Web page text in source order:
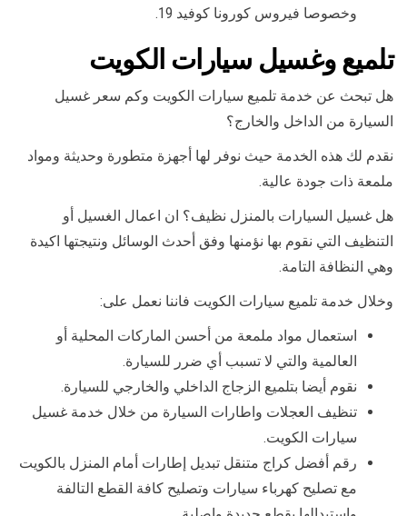
وخصوصا فيروس كورونا كوفيد 19.
تلميع وغسيل سيارات الكويت
هل تبحث عن خدمة تلميع سيارات الكويت وكم سعر غسيل
السيارة من الداخل والخارج؟
نقدم لك هذه الخدمة حيث نوفر لها أجهزة متطورة وحديثة ومواد
ملمعة ذات جودة عالية.
هل غسيل السيارات بالمنزل نظيف؟ ان اعمال الغسيل أو
التنظيف التي نقوم بها نؤمنها وفق أحدث الوسائل ونتيجتها اكيدة
وهي النظافة التامة.
وخلال خدمة تلميع سيارات الكويت فاننا نعمل على:
استعمال مواد ملمعة من أحسن الماركات المحلية أو
العالمية والتي لا تسبب أي ضرر للسيارة.
نقوم أيضا بتلميع الزجاج الداخلي والخارجي للسيارة.
تنظيف العجلات واطارات السيارة من خلال خدمة غسيل
سيارات الكويت.
رقم أفضل كراج متنقل تبديل إطارات أمام المنزل بالكويت
مع تصليح كهرباء سيارات وتصليح كافة القطع التالفة